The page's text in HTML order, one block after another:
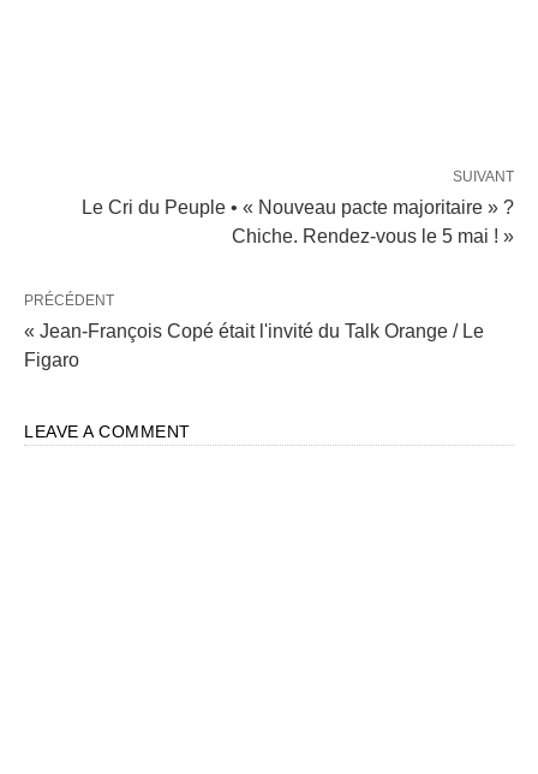
SUIVANT
Le Cri du Peuple • « Nouveau pacte majoritaire » ?
Chiche. Rendez-vous le 5 mai ! »
PRÉCÉDENT
« Jean-François Copé était l'invité du Talk Orange / Le
Figaro
LEAVE A COMMENT